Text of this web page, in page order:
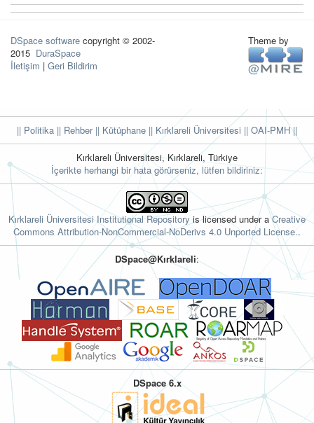
DSpace software copyright © 2002-
2015 DuraSpace
İletişim | Geri Bildirim
Theme by
|| Politika || Rehber|| Kütüphane || Kırklareli Üniversitesi || OAI-PMH ||
Kırklareli Üniversitesi, Kırklareli, Türkiye
İçerikte herhangi bir hata görürseniz, lütfen bildiriniz:
Kırklareli Üniversitesi Institutional Repository is licensed under aCreative
Commons Attribution-NonCommercial-NoDerivs 4.0 Unported License..
DSpace@Kırklareli:
DSpace 6.x